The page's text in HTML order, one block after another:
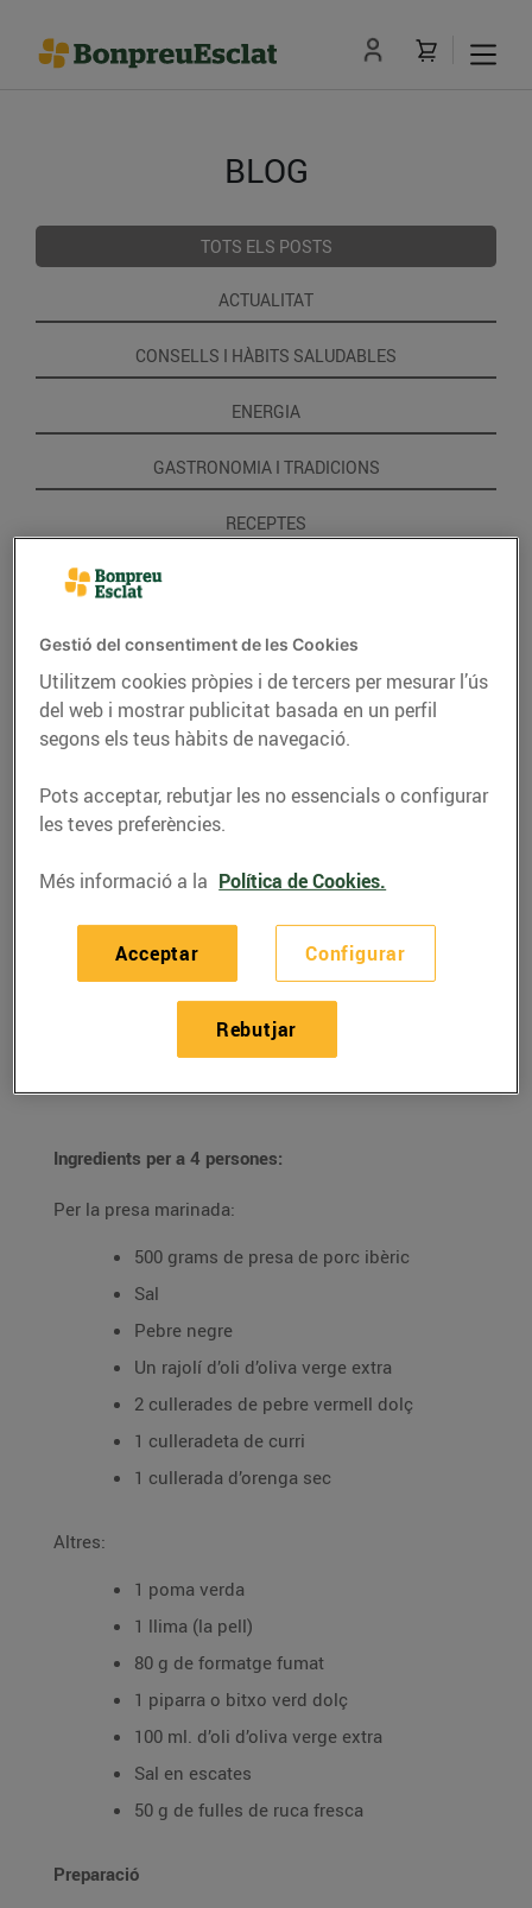
BLOG
TOTS ELS POSTS
ACTUALITAT
CONSELLS I HÀBITS SALUDABLES
ENERGIA
GASTRONOMIA I TRADICIONS
RECEPTES
RECEPTES
Carpaccio de presa
marinada de porc ibèric
amb poma verda i
formatge fumat
Ingredients per a 4 persones:
Per la presa marinada:
500 grams de presa de porc ibèric
Sal
Pebre negre
Un rajolí d’oli d’oliva verge extra
2 cullerades de pebre vermell dolç
1 culleradeta de curri
1 cullerada d’orenga sec
Altres:
1 poma verda
1 llima (la pell)
80 g de formatge fumat
1 piparra o bitxo verd dolç
100 ml. d’oli d’oliva verge extra
Sal en escates
50 g de fulles de ruca fresca
Preparació
Gestió del consentiment de les Cookies
Utilitzem cookies pròpies i de tercers per mesurar l’ús
del web i mostrar publicitat basada en un perfil
segons els teus hàbits de navegació.
Pots acceptar, rebutjar les no essencials o configurar
les teves preferències.
Més informació a la Política de Cookies.
Configurar
Rebutjar
Acceptar